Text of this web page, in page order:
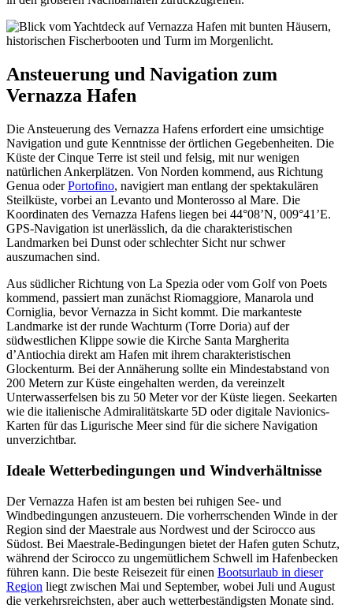
Ansteuerung und Navigation zum
Vernazza Hafen
Die Ansteuerung des Vernazza Hafens erfordert eine umsichtige
Navigation und gute Kenntnisse der örtlichen Gegebenheiten. Die
Küste der Cinque Terre ist steil und felsig, mit nur wenigen
natürlichen Ankerplätzen. Von Norden kommend, aus Richtung
Genua oderPortofino, navigiert man entlang der spektakulären
Steilküste, vorbei an Levanto und Monterosso al Mare. Die
Koordinaten des Vernazza Hafens liegen bei 44°08’N, 009°41’E.
GPS-Navigation ist unerlässlich, da die charakteristischen
Landmarken bei Dunst oder schlechter Sicht nur schwer
auszumachen sind.
Aus südlicher Richtung von La Spezia oder vom Golf von Poets
kommend, passiert man zunächst Riomaggiore, Manarola und
Corniglia, bevor Vernazza in Sicht kommt. Die markanteste
Landmarke ist der runde Wachturm (Torre Doria) auf der
südwestlichen Klippe sowie die Kirche Santa Margherita
d’Antiochia direkt am Hafen mit ihrem charakteristischen
Glockenturm. Bei der Annäherung sollte ein Mindestabstand von
200 Metern zur Küste eingehalten werden, da vereinzelt
Unterwasserfelsen bis zu 50 Meter vor der Küste liegen. Seekarten
wie die italienische Admiralitätskarte 5D oder digitale Navionics-
Karten für das Ligurische Meer sind für die sichere Navigation
unverzichtbar.
Ideale Wetterbedingungen und Windverhältnisse
Der Vernazza Hafen ist am besten bei ruhigen See- und
Windbedingungen anzusteuern. Die vorherrschenden Winde in der
Region sind der Maestrale aus Nordwest und der Scirocco aus
Südost. Bei Maestrale-Bedingungen bietet der Hafen guten Schutz,
während der Scirocco zu ungemütlichem Schwell im Hafenbecken
führen kann. Die beste Reisezeit für einen Bootsurlaub in dieser
Region liegt zwischen Mai und September, wobei Juli und August
die verkehrsreichsten, aber auch wetterbeständigsten Monate sind.